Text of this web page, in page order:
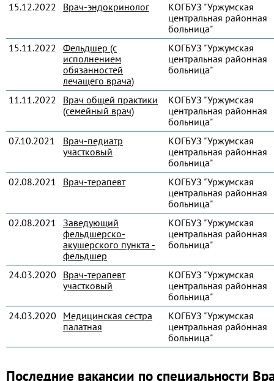
15.12.2022
Врач-эндокринолог
КОГБУЗ "Уржумская
центральная районная
больница"
15.11.2022 Фельдшер (с
исполнением
обязанностей
лечащего врача)
КОГБУЗ "Уржумская
центральная районная
больница"
11.11.2022
Врач общей практики
(семейный врач)
КОГБУЗ "Уржумская
центральная районная
больница"
07.10.2021
Врач-педиатр
участковый
КОГБУЗ "Уржумская
центральная районная
больница"
02.08.2021
Врач-терапевт
КОГБУЗ "Уржумская
центральная районная
больница"
02.08.2021 Заведующий
фельдшерско-
акушерского пункта -
фельдшер
КОГБУЗ "Уржумская
центральная районная
больница"
24.03.2020
Врач-терапевт
участковый
КОГБУЗ "Уржумская
центральная районная
больница"
24.03.2020
Медицинская сестра
палатная
КОГБУЗ "Уржумская
центральная районная
больница"
Последние вакансии по специальности